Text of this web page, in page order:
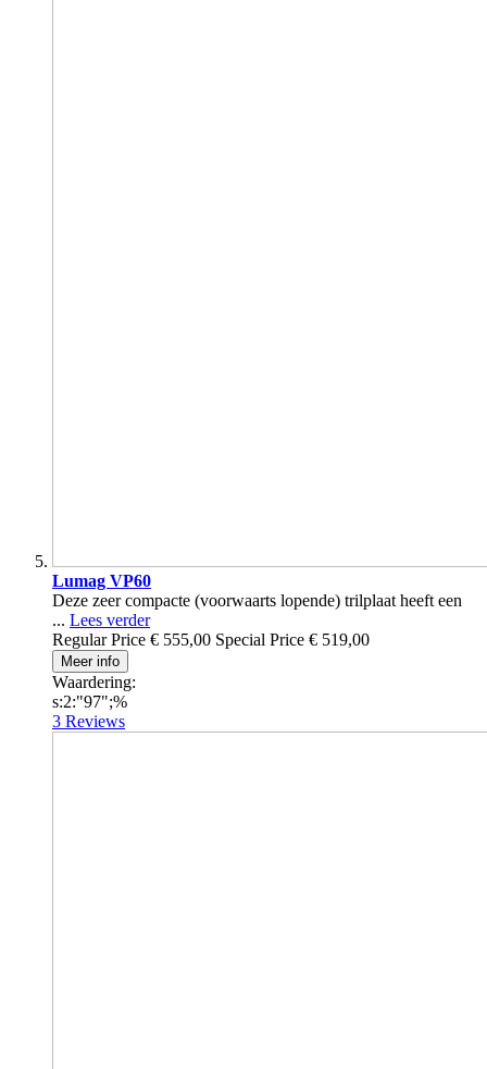
Lumag VP60
Deze zeer compacte (voorwaarts lopende) trilplaat heeft een
... Lees verder
Regular Price € 555,00 Special Price € 519,00
Meer info
Waardering:
s:2:"97";%
3 Reviews